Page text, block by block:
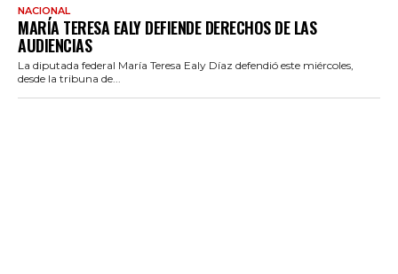
NACIONAL
MARÍA TERESA EALY DEFIENDE DERECHOS DE LAS
AUDIENCIAS
La diputada federal María Teresa Ealy Díaz defendió este miércoles,
desde la tribuna de...